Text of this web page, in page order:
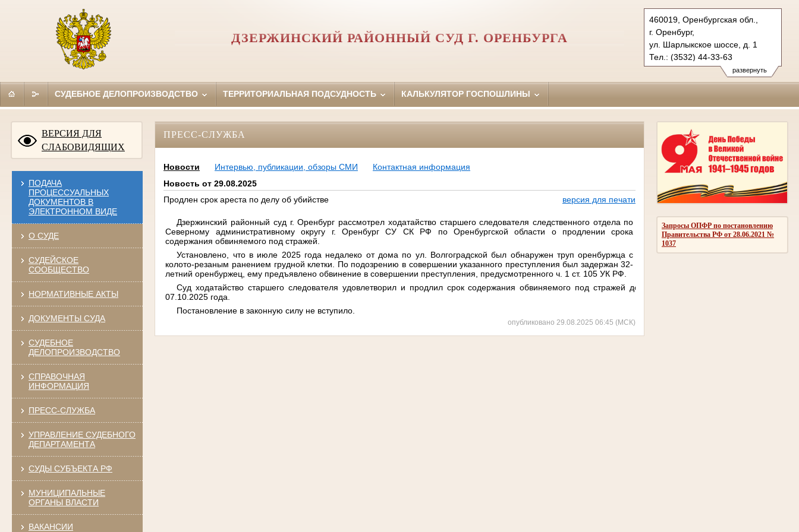
развернуть
460019, Оренбургская обл.,
г. Оренбург,
ул. Шарлыкское шоссе, д. 1
Тел.: (3532) 44-33-63
44-30-98 (ф.)
dzerzhinsky.orb@sudrf.ru
ДЗЕРЖИНСКИЙ РАЙОННЫЙ СУД Г. ОРЕНБУРГА
СУДЕБНОЕ ДЕЛОПРОИЗВОДСТВО ТЕРРИТОРИАЛЬНАЯ ПОДСУДНОСТЬ КАЛЬКУЛЯТОР ГОСПОШЛИНЫ
ВЕРСИЯ ДЛЯ
СЛАБОВИДЯЩИХ
ПОДАЧА
ПРОЦЕССУАЛЬНЫХ
ДОКУМЕНТОВ В
ЭЛЕКТРОННОМ ВИДЕ
О СУДЕ
СУДЕЙСКОЕ
СООБЩЕСТВО
НОРМАТИВНЫЕ АКТЫ
ДОКУМЕНТЫ СУДА
СУДЕБНОЕ
ДЕЛОПРОИЗВОДСТВО
СПРАВОЧНАЯ
ИНФОРМАЦИЯ
ПРЕСС-СЛУЖБА
УПРАВЛЕНИЕ СУДЕБНОГО
ДЕПАРТАМЕНТА
СУДЫ СУБЪЕКТА РФ
МУНИЦИПАЛЬНЫЕ
ОРГАНЫ ВЛАСТИ
ВАКАНСИИ
Запросы ОПФР по постановлению
Правительства РФ от 28.06.2021 №
1037
ПРЕСС-СЛУЖБА
Новости Интервью, публикации, обзоры СМИ
Контактная информация
Новость от 29.08.2025
Продлен срок ареста по делу об убийстве
версия для печати
Дзержинский районный суд г. Оренбург рассмотрел ходатайство старшего следователя следственного отдела по
Северному административному округу г. Оренбург СУ СК РФ по Оренбургской области о продлении срока
содержания обвиняемого под стражей.
Установлено, что в июле 2025 года недалеко от дома по ул. Волгоградской был обнаружен труп оренбуржца с
колото-резаным ранением грудной клетки. По подозрению в совершении указанного преступления был задержан 32-
летний оренбуржец, ему предъявлено обвинение в совершении преступления, предусмотренного ч. 1 ст. 105 УК РФ.
Суд ходатайство старшего следователя удовлетворил и продлил срок содержания обвиняемого под стражей до
07.10.2025 года.
Постановление в законную силу не вступило.
опубликовано 29.08.2025 06:45 (МСК)